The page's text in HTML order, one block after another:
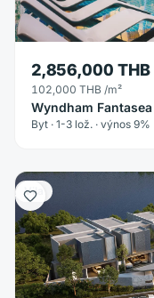
2,856,000 THB
102,000 THB /m²
Wyndham
Byt · 1-3 lož. · výnos 9%
Vila